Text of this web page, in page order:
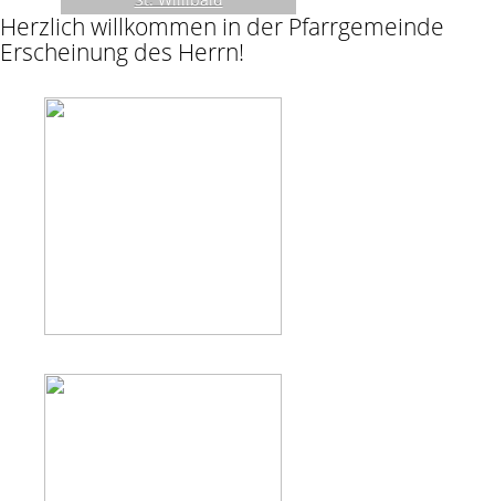
Herzlich willkommen in der Pfarrgemeinde
Erscheinung des Herrn!